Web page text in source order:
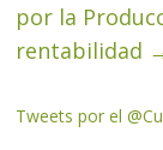
por la
rentabilidad
Tweets por el